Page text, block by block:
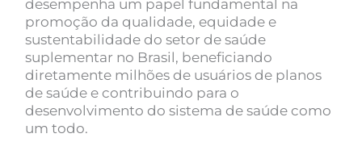
desempenha um papel fundamental na
promoção da qualidade, equidade e
sustentabilidade do setor de saúde
suplementar no Brasil, beneficiando
diretamente milhões de usuários de planos
de saúde e contribuindo para o
desenvolvimento do sistema de saúde como
um todo.